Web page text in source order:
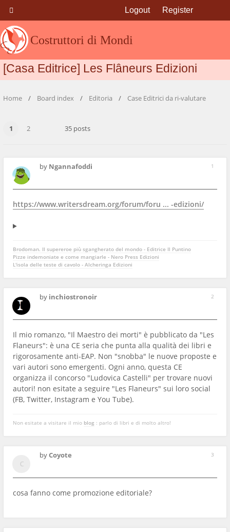
Costruttori di Mondi
Logout Register
[Casa Editrice] Les Flâneurs Edizioni
Home Board index Editoria Case Editrici da ri-valutare
1 2 35 posts
1
by Ngannafoddi
https://www.writersdream.org/forum/foru ... -edizioni/
Brodoman. Il supereroe più sgangherato del mondo - Editrice Il Puntino
Pizze indemoniate e come mangiarle - Nero Press Edizioni
L'isola delle teste di cavolo - Alcheringa Edizioni
2
by inchiostronoir
Il mio romanzo, "Il Maestro dei morti" è pubblicato da "Les
Flaneurs": è una CE seria che punta alla qualità dei libri e
rigorosamente anti-EAP. Non "snobba" le nuove proposte e
vari autori sono emergenti. Ogni anno, questa CE
organizza il concorso "Ludovica Castelli" per trovare nuovi
autori! non esitate a seguire "Les Flaneurs" sui loro social
(FB, Twitter, Instagram e You Tube).
Non esitate a visitare il mio blog : parlo di libri e di molto altro!
3
byCoyote
cosa fanno come promozione editoriale?